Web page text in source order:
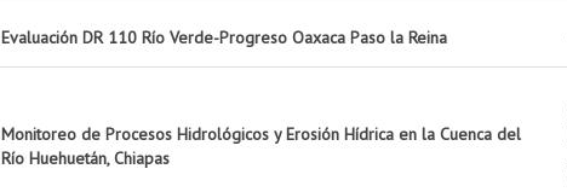
Evaluación DR 110 Río Verde-Progreso Oaxaca Paso la Reina
Monitoreo de Procesos Hidrológicos y Erosión Hídrica en la Cuenca del
Río Huehuetán, Chiapas